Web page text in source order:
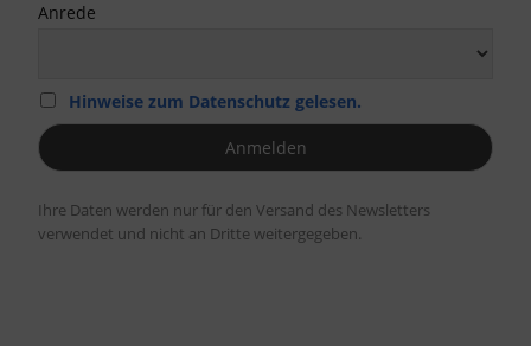
Anrede
Hinweise zum Datenschutz gelesen.
Ihre Daten werden nur für den Versand des Newsletters
verwendet und nicht an Dritte weitergegeben.